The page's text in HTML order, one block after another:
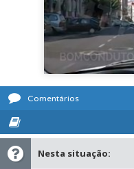
Comentários
Nesta situação: